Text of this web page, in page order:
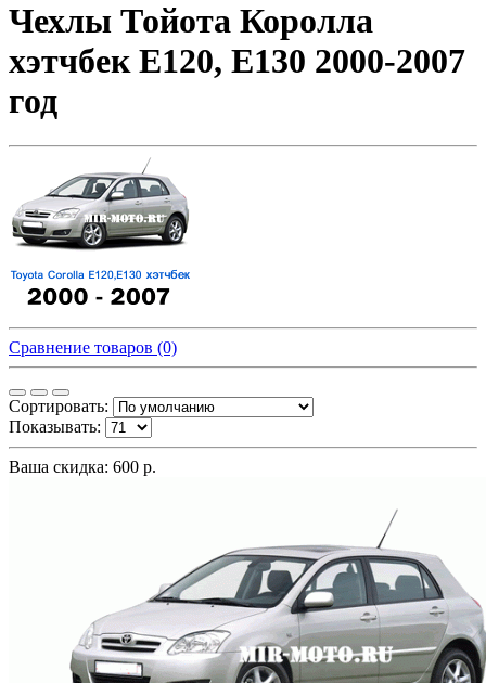
Чехлы Тойота Королла
хэтчбек Е120, Е130 2000-2007
год
Сравнение товаров (0)
Сортировать:
Показывать:
Ваша скидка: 600 р.